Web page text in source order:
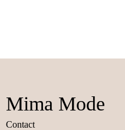
Mima Mode
Contact